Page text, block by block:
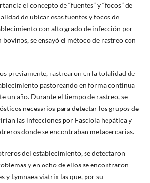
el concepto de “fuentes” y “focos” de
de ubicar esas fuentes y focos de
con alto grado de infección por
bovinos, se ensayó el método de rastreo con
previamente, rastrearon en la totalidad de
pastoreando en forma continua
un año. Durante el tiempo de rastreo, se
necesarios para detectar los grupos de
las infecciones por Fasciola hepática y
donde se encontraban metacercarias.
del establecimiento, se detectaron
y en ocho de ellos se encontraron
y Lymnaea viatrix las que, por su